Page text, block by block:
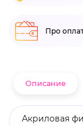
Про
Описание
Акриловая